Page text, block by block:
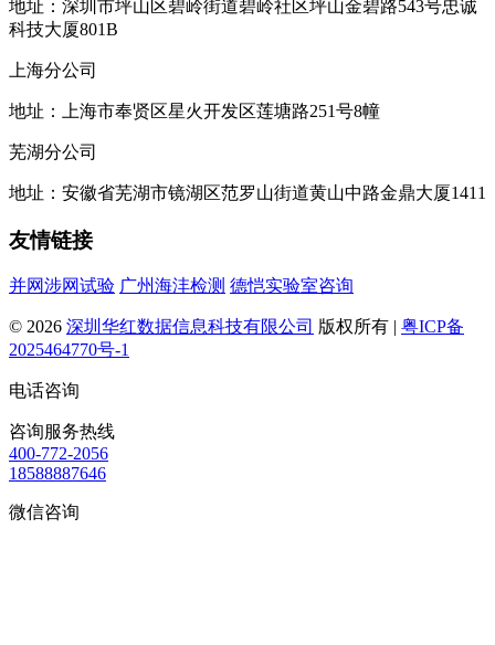
地址：深圳市坪山区碧岭街道碧岭社区坪山金碧路543号忠诚
科技大厦801B
上海分公司
地址：上海市奉贤区星火开发区莲塘路251号8幢
芜湖分公司
地址：安徽省芜湖市镜湖区范罗山街道黄山中路金鼎大厦1411
友情链接
并网涉网试验 广州海沣检测 德恺实验室咨询
© 2026 深圳华红数据信息科技有限公司 版权所有 | 粤ICP备
2025464770号-1
电话咨询
咨询服务热线
400-772-2056
18588887646
微信咨询